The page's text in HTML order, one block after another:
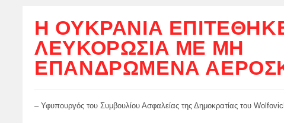
Η ΟΥΚΡΑΝΊΑ
ΛΕΥΚΟΡΩΣΊΑ ΜΕ ΜΗ
ΕΠΑΝΔΡΩΜΈΝΑ
– Υφυπουργός του Συμβουλίου Ασφαλείας της Δημοκρατίας του